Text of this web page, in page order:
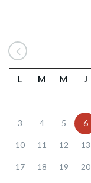
L M M J
3 4 5 6
10 11 12 13
17 18 19 20